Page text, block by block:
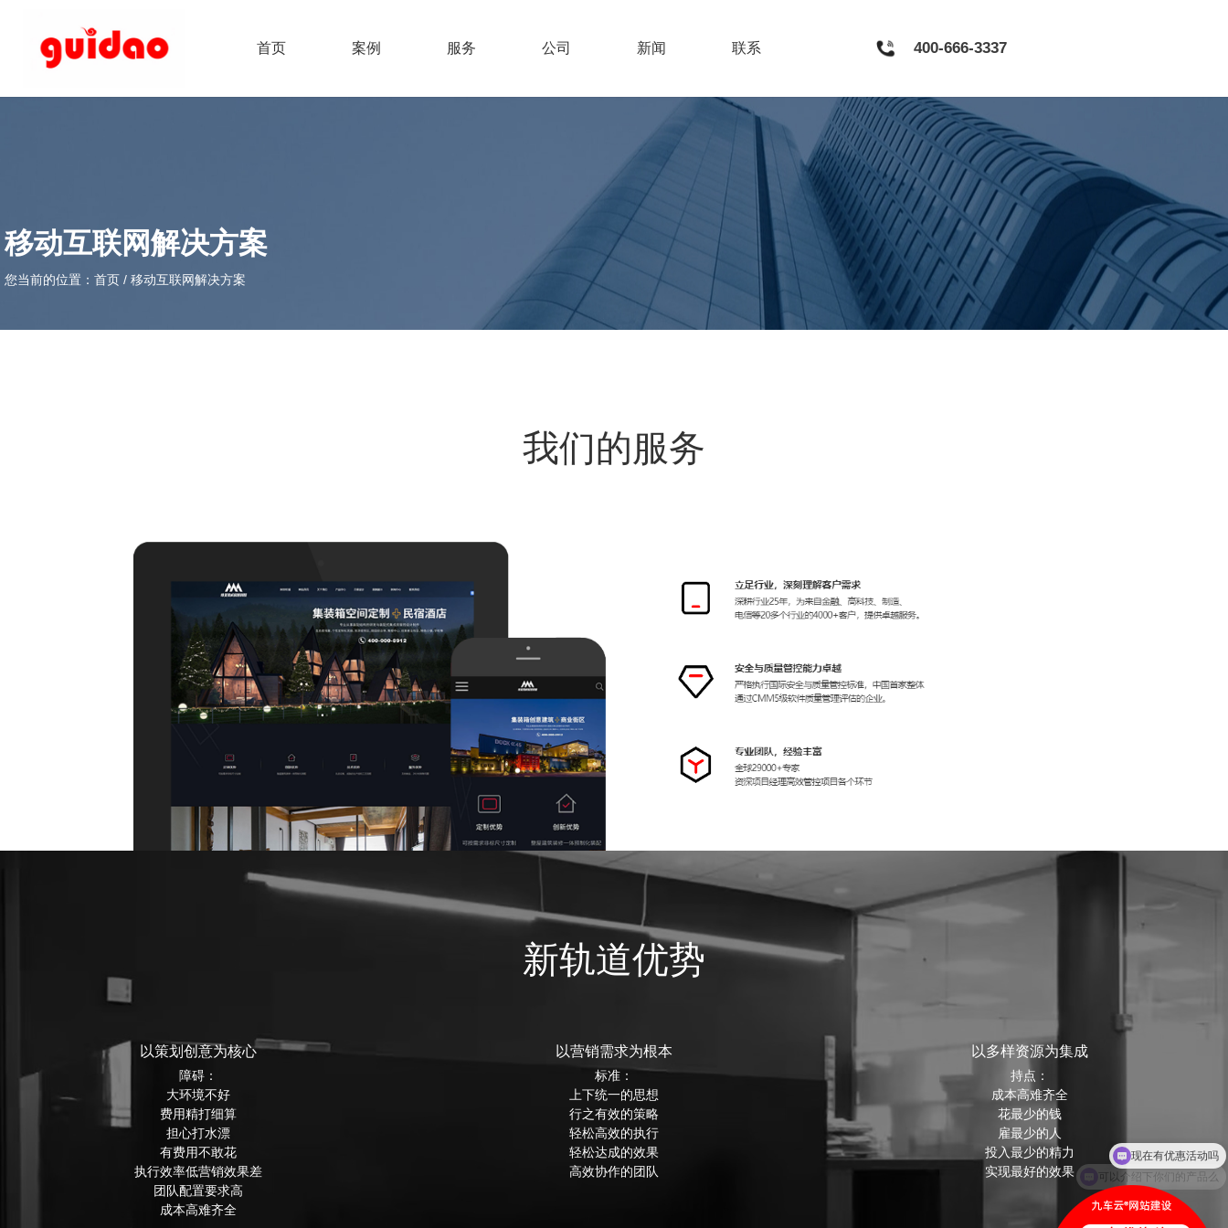
首页 案例 服务 公司 新闻 联系 400-666-3337
移动互联网解决方案
您当前的位置：首页 / 移动互联网解决方案
我们的服务
新轨道优势
以策划创意为核心
障碍：
大环境不好
费用精打细算
担心打水漂
有费用不敢花
执行效率低营销效果差
团队配置要求高
成本高难齐全
以营销需求为根本
标准：
上下统一的思想
行之有效的策略
轻松高效的执行
轻松达成的效果
高效协作的团队
以多样资源为集成
持点：
成本高难齐全
花最少的钱
雇最少的人
投入最少的精力
实现最好的效果
可以介绍下你们的产品么